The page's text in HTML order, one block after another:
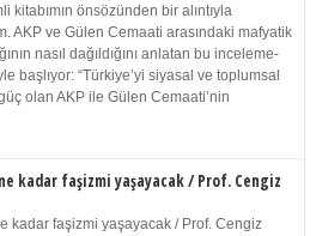
kitabımın önsözünden bir alıntıyla
AKP ve Gülen Cemaati arasındaki mafyatik
nasıl dağıldığını anlatan bu inceleme-
başlıyor: “Türkiye’yi siyasal ve toplumsal
olan AKP ile Gülen Cemaati’nin
kadar faşizmi yaşayacak / Prof. Cengiz
kadar faşizmi yaşayacak / Prof. Cengiz